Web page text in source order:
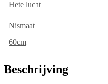
Hete lucht
Nismaat
60cm
Beschrijving